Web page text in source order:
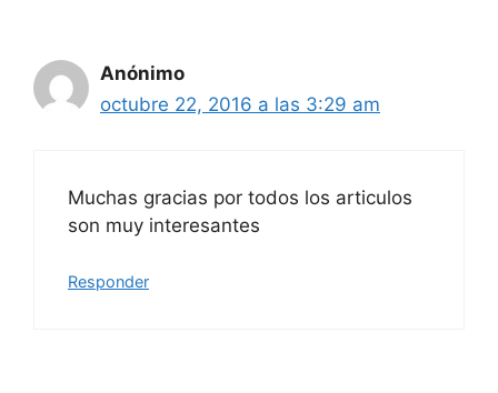
Anónimo
octubre 22, 2016 a las 3:29 am
Muchas gracias por todos los articulos
son muy interesantes
Responder